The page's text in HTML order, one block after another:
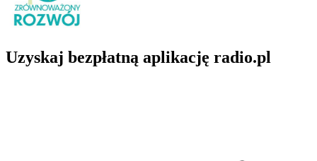
Uzyskaj bezpłatną aplikację radio.pl